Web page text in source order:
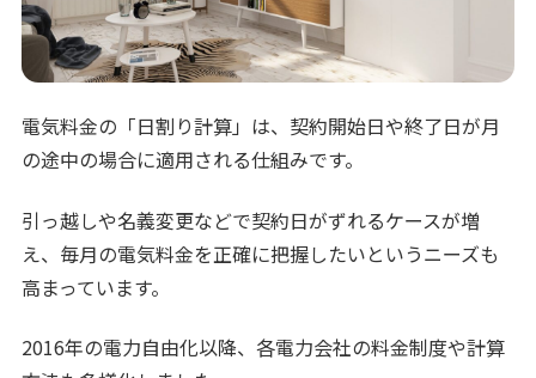
電気料金の「日割り計算」は、契約開始日や終了日が月
の途中の場合に適用される仕組みです。
引っ越しや名義変更などで契約日がずれるケースが増
え、毎月の電気料金を正確に把握したいというニーズも
高まっています。
2016年の電力自由化以降、各電力会社の料金制度や計算